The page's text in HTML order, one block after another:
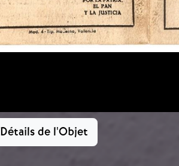
Détails de l'Objet